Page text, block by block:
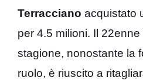
Terracciano acquistato
per 4.5 milioni. Il
stagione, nonostante la
ruolo, è riuscito a